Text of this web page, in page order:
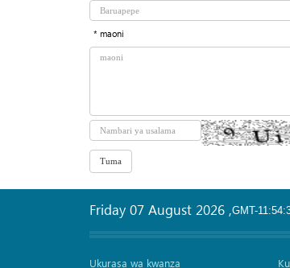
* maoni
GMT-
Friday 07 August 2026 ,
Ukurasa wa kwanza